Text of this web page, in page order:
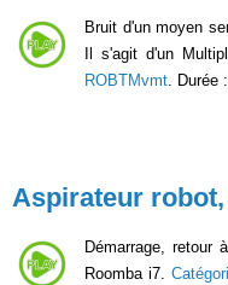
Bruit d'un moyen
Il s'agit d'un
ROBTMvmt. Durée
Aspirateur
Démarrage, retour
Roomba i7.